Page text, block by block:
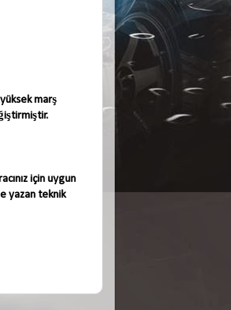
marş
için uygun
yazan teknik